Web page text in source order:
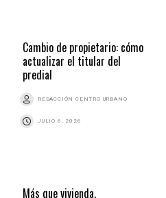
Cambio de propietario: cómo
actualizar el titular del
predial
REDACCIÓN CENTRO URBANO
JULIO 6, 2026
Más que vivienda,